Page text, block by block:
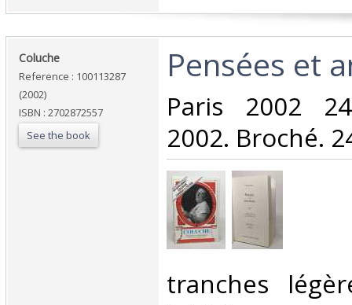
‎Coluche‎
Reference : 100113287
(2002)
ISBN : 2702872557
See the book
‎Pensées et
‎Paris 2002
2002. Broché.
‎tranches